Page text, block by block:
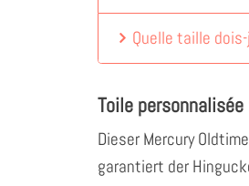
Quelle taille
Toile
Dieser Mercury
garantiert der